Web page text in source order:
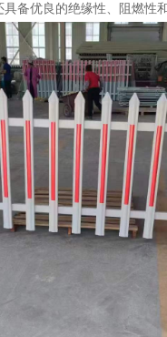
备优良的绝缘性、阻燃性